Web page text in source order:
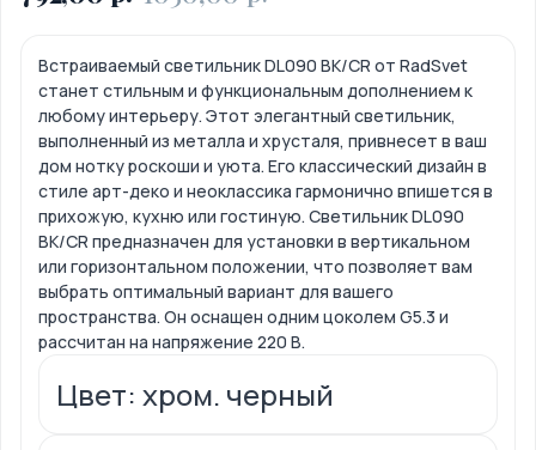
Встраиваемый светильник DL090 BK/CR от RadSvet
станет стильным и функциональным дополнением к
любому интерьеру. Этот элегантный светильник,
выполненный из металла и хрусталя, привнесет в ваш
дом нотку роскоши и уюта. Его классический дизайн в
стиле арт-деко и неоклассика гармонично впишется в
прихожую, кухню или гостиную. Светильник DL090
BK/CR предназначен для установки в вертикальном
или горизонтальном положении, что позволяет вам
выбрать оптимальный вариант для вашего
пространства. Он оснащен одним цоколем G5.3 и
рассчитан на напряжение 220 В.
Цвет: хром. черный